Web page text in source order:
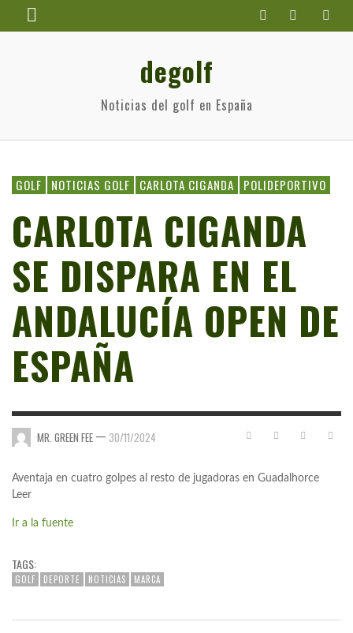
degolf
Noticias del golf en España
GOLF NOTICIAS GOLF CARLOTA CIGANDA POLIDEPORTIVO
CARLOTA CIGANDA
SE DISPARA EN EL
ANDALUCÍA OPEN DE
ESPAÑA
MR. GREEN FEE — 30/11/2024
Aventaja en cuatro golpes al resto de jugadoras en Guadalhorce
Leer
Ir a la fuente
TAGS:
GOLF DEPORTE NOTICIAS MARCA